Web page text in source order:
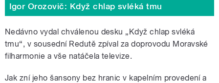
Igor Orozovič: Když chlap svléká tmu
Nedávno vydal chválenou desku „Když chlap svléká
tmu“, v sousední Redutě zpíval za doprovodu Moravské
filharmonie a vše natáčela televize.
Jak zní jeho šansony bez hranic v kapelním provedení a